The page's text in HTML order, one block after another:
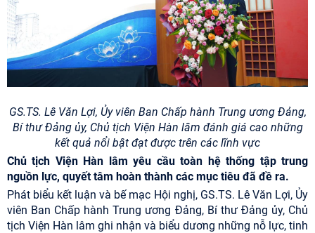
GS.TS. Lê Văn Lợi, Ủy viên Ban Chấp hành Trung ương Đảng,
Bí thư Đảng ủy, Chủ tịch Viện Hàn lâm đánh giá cao những
kết quả nổi bật đạt được trên các lĩnh vực
Chủ tịch Viện Hàn lâm yêu cầu toàn hệ thống tập trung
nguồn lực, quyết tâm hoàn thành các mục tiêu đã đề ra.
Phát biểu kết luận và bế mạc Hội nghị, GS.TS. Lê Văn Lợi, Ủy
viên Ban Chấp hành Trung ương Đảng, Bí thư Đảng ủy, Chủ
tịch Viện Hàn lâm ghi nhận và biểu dương những nỗ lực, tinh